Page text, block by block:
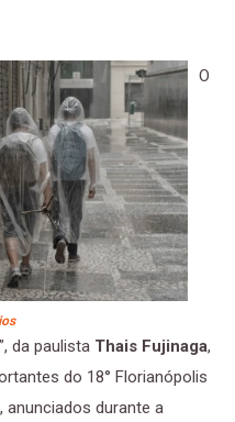
O
”, da paulista Thais Fujinaga,
do 18° Florianópolis
anunciados durante a